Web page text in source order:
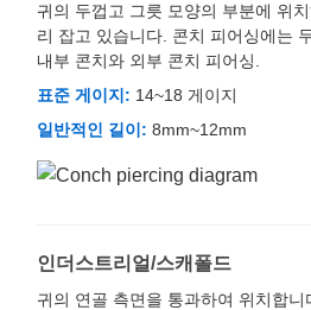
귀의 두껍고 그릇 모양의 부분에 위
리 잡고 있습니다. 콘치 피어싱에는
내부 콘치와 외부 콘치 피어싱.
표준 게이지: 14~18 게이지
일반적인 길이: 8mm~12mm
인더스트리얼/스캐폴드
귀의 연골 측면을 통과하여 위치합